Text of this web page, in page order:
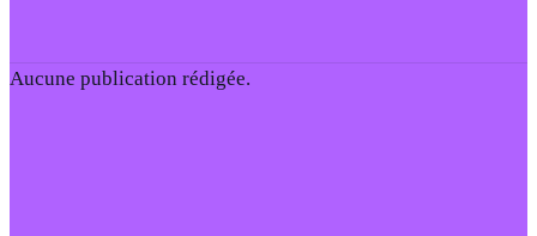
Aucune publication rédigée.